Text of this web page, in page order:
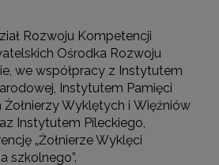
Rozwoju Kompetencji
Ośrodka Rozwoju
we współpracy z Instytutem
Instytutem Pamięci
Wyklętych i Więźniów
Instytutem Pileckiego,
„Żołnierze Wyklęci
szkolnego”.